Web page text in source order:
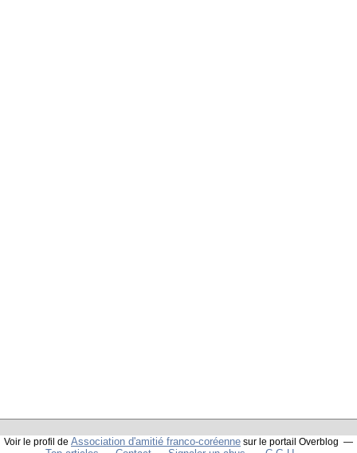
Voir le profil de Association d'amitié franco-coréenne sur le portail Overblog